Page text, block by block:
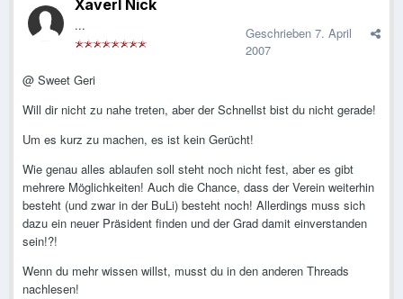
Xaverl Nick
... Geschrieben 7. April
2007
@ Sweet Geri
Will dir nicht zu nahe treten, aber der Schnellst bist du nicht gerade!
Um es kurz zu machen, es ist kein Gerücht!
Wie genau alles ablaufen soll steht noch nicht fest, aber es gibt
mehrere Möglichkeiten! Auch die Chance, dass der Verein weiterhin
besteht (und zwar in der BuLi) besteht noch! Allerdings muss sich
dazu ein neuer Präsident finden und der Grad damit einverstanden
sein!?!
Wenn du mehr wissen willst, musst du in den anderen Threads
nachlesen!